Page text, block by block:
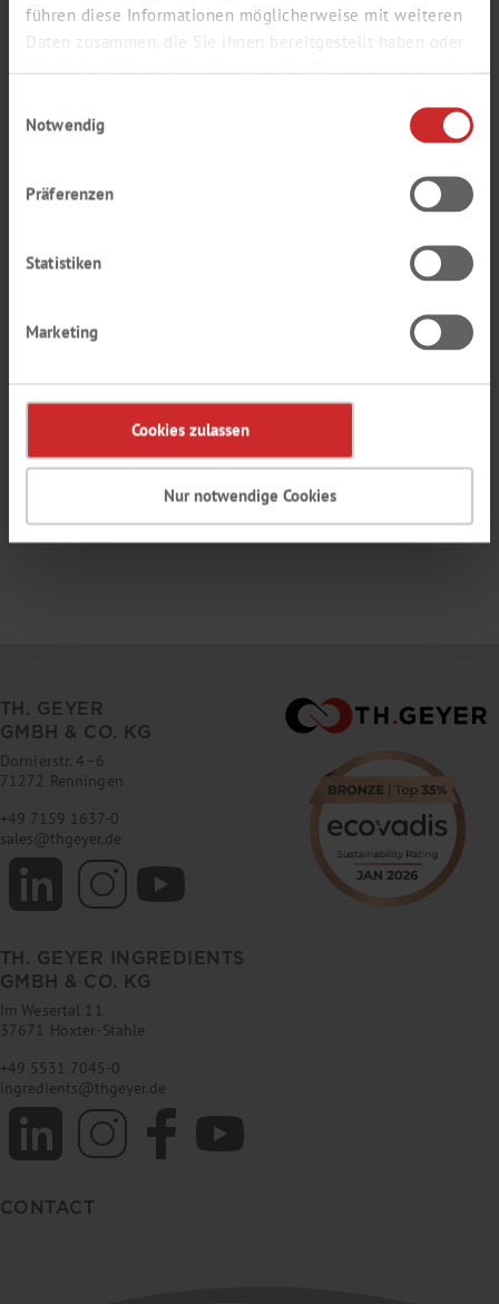
führen diese Informationen möglicherweise mit weiteren
Daten zusammen, die Sie ihnen bereitgestellt haben oder
Notwendig
Präferenzen
Statistiken
Marketing
Cookies zulassen
Nur notwendige Cookies
Confirmation Mot de passe *
des lettres et des chiffres. Il ne faut pas composer l'adresse e-mail.
Les champs empreints de * sont obligatoires.
TH. GEYER
GMBH & CO. KG
Dornierstr. 4–6
71272 Renningen
+49 7159 1637-0
sales@thgeyer.de
TH. GEYER INGREDIENTS
GMBH & CO. KG
Im Wesertal 11
37671 Höxter-Stahle
+49 5531 7045-0
ingredients@thgeyer.de
CONTACT